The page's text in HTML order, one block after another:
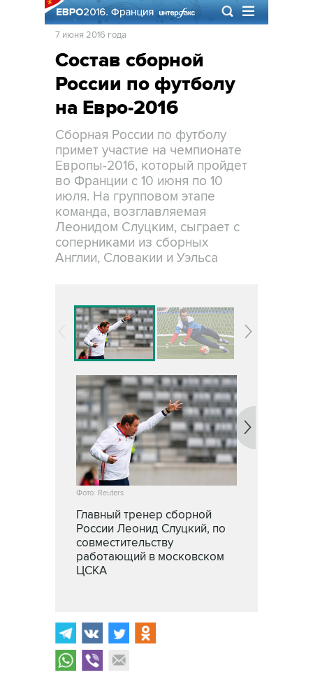
7 июня 2016 года
Состав сборной
России по футболу
на Евро-2016
Сборная России по футболу
примет участие на чемпионате
Европы-2016, который пройдет
во Франции с 10 июня по 10
июля. На групповом этапе
команда, возглавляемая
Леонидом Слуцким, сыграет с
соперниками из сборных
Англии, Словакии и Уэльса
Фото: Reuters
Главный тренер сборной
России Леонид Слуцкий, по
совместительству
работающий в московском
ЦСКА